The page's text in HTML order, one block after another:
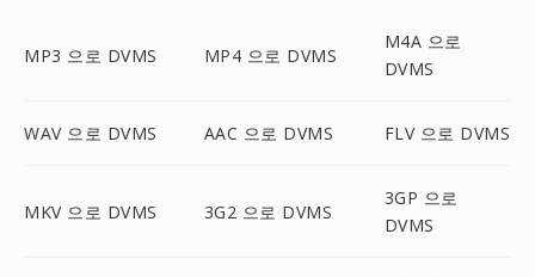
MP3 으로 DVMS MP4 으로 DVMS
M4A 으로
DVMS
WAV 으로 DVMS AAC 으로 DVMS FLV 으로 DVMS
MKV 으로 DVMS 3G2 으로 DVMS
3GP 으로
DVMS